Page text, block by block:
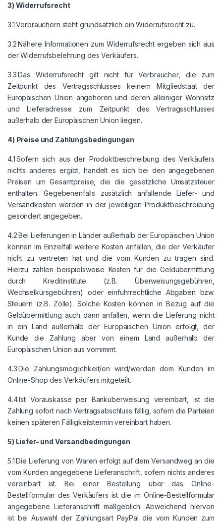
3) Widerrufsrecht
3.1 Verbrauchern steht grundsätzlich ein Widerrufsrecht zu.
3.2 Nähere Informationen zum Widerrufsrecht ergeben sich aus
der Widerrufsbelehrung des Verkäufers.
3.3 Das Widerrufsrecht gilt nicht für Verbraucher, die zum
Zeitpunkt des Vertragsschlusses keinem Mitgliedstaat der
Europäischen Union angehören und deren alleiniger Wohnsitz
und Lieferadresse zum Zeitpunkt des Vertragsschlusses
außerhalb der Europäischen Union liegen.
4) Preise und Zahlungsbedingungen
4.1 Sofern sich aus der Produktbeschreibung des Verkäufers
nichts anderes ergibt, handelt es sich bei den angegebenen
Preisen um Gesamtpreise, die die gesetzliche Umsatzsteuer
enthalten. Gegebenenfalls zusätzlich anfallende Liefer- und
Versandkosten werden in der jeweiligen Produktbeschreibung
gesondert angegeben.
4.2 Bei Lieferungen in Länder außerhalb der Europäischen Union
können im Einzelfall weitere Kosten anfallen, die der Verkäufer
nicht zu vertreten hat und die vom Kunden zu tragen sind.
Hierzu zählen beispielsweise Kosten für die Geldübermittlung
durch Kreditinstitute (z.B. Überweisungsgebühren,
Wechselkursgebühren) oder einfuhrrechtliche Abgaben bzw.
Steuern (z.B. Zölle). Solche Kosten können in Bezug auf die
Geldübermittlung auch dann anfallen, wenn die Lieferung nicht
in ein Land außerhalb der Europäischen Union erfolgt, der
Kunde die Zahlung aber von einem Land außerhalb der
Europäischen Union aus vornimmt.
4.3 Die Zahlungsmöglichkeit/en wird/werden dem Kunden im
Online-Shop des Verkäufers mitgeteilt.
4.4 Ist Vorauskasse per Banküberweisung vereinbart, ist die
Zahlung sofort nach Vertragsabschluss fällig, sofern die Parteien
keinen späteren Fälligkeitstermin vereinbart haben.
5) Liefer- und Versandbedingungen
5.1 Die Lieferung von Waren erfolgt auf dem Versandweg an die
vom Kunden angegebene Lieferanschrift, sofern nichts anderes
vereinbart ist. Bei einer Bestellung über das Online-
Bestellformular des Verkäufers ist die im Online-Bestellformular
angegebene Lieferanschrift maßgeblich. Abweichend hiervon
ist bei Auswahl der Zahlungsart PayPal die vom Kunden zum